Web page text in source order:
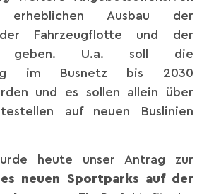
Ausbau der
Fahrzeugflotte und der
geben. U.a. soll die
im Busnetz bis 2030
und es sollen allein über
auf neuen Buslinien
heute unser Antrag zur
neuen Sportparks auf der